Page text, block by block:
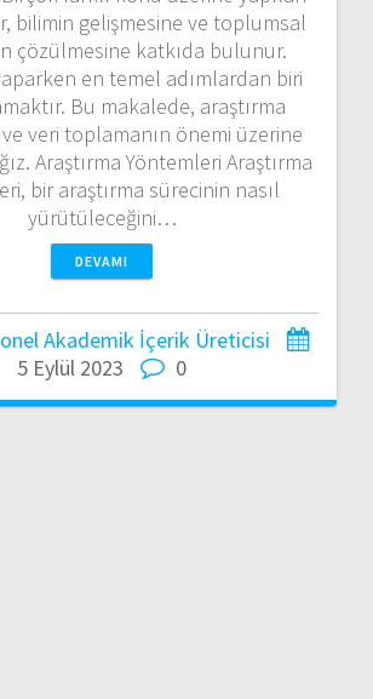
bilimin gelişmesine ve toplumsal
çözülmesine katkıda bulunur.
en temel adımlardan biri
Bu makalede, araştırma
veri toplamanın önemi üzerine
Araştırma Yöntemleri Araştırma
bir araştırma sürecinin nasıl
yürütüleceğini…
DEVAMI
Akademik İçerik Üreticisi
5 Eylül 2023
0